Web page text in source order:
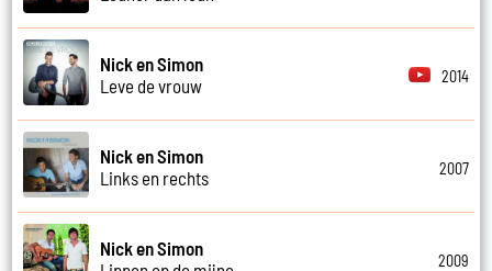
Nick en Simon
Leve de vrouw
2014
Nick en Simon
Links en rechts
2007
Nick en Simon
2009